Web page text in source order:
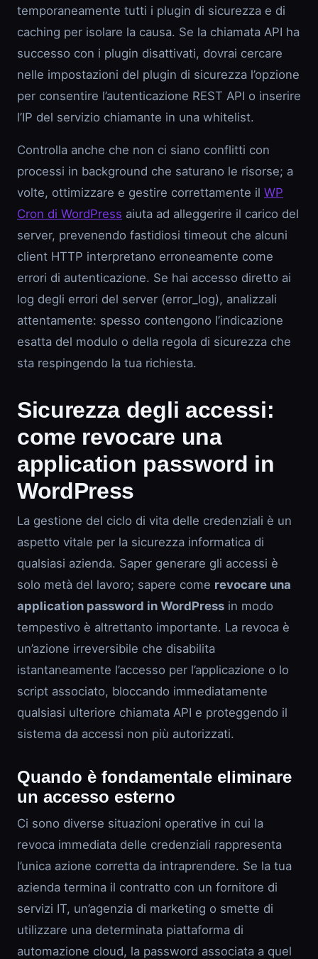
temporaneamente tutti i plugin di sicurezza e di
caching per isolare la causa. Se la chiamata API ha
successo con i plugin disattivati, dovrai cercare
nelle impostazioni del plugin di sicurezza l’opzione
per consentire l’autenticazione REST API o inserire
l’IP del servizio chiamante in una whitelist.
Controlla anche che non ci siano conflitti con
processi in background che saturano le risorse; a
volte, ottimizzare e gestire correttamente il WP
Cron di WordPress aiuta ad alleggerire il carico del
server, prevenendo fastidiosi timeout che alcuni
client HTTP interpretano erroneamente come
errori di autenticazione. Se hai accesso diretto ai
log degli errori del server (error_log), analizzali
attentamente: spesso contengono l’indicazione
esatta del modulo o della regola di sicurezza che
sta respingendo la tua richiesta.
Sicurezza degli accessi:
come revocare una
application password in
WordPress
La gestione del ciclo di vita delle credenziali è un
aspetto vitale per la sicurezza informatica di
qualsiasi azienda. Saper generare gli accessi è
solo metà del lavoro; sapere come revocare una
application password in WordPress in modo
tempestivo è altrettanto importante. La revoca è
un’azione irreversibile che disabilita
istantaneamente l’accesso per l’applicazione o lo
script associato, bloccando immediatamente
qualsiasi ulteriore chiamata API e proteggendo il
sistema da accessi non più autorizzati.
Quando è fondamentale eliminare
un accesso esterno
Ci sono diverse situazioni operative in cui la
revoca immediata delle credenziali rappresenta
l’unica azione corretta da intraprendere. Se la tua
azienda termina il contratto con un fornitore di
servizi IT, un’agenzia di marketing o smette di
utilizzare una determinata piattaforma di
automazione cloud, la password associata a quel